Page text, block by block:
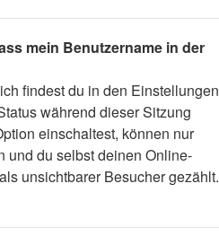
mein Benutzername in der
findest du in den Einstellungen
während dieser Sitzung
einschaltest, können nur
und du selbst deinen Online-
unsichtbarer Besucher gezählt.